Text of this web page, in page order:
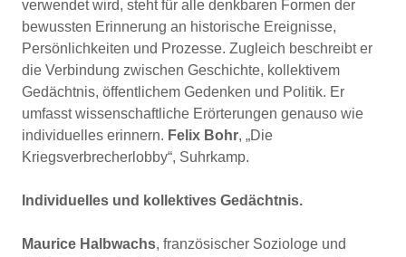
verwendet wird, steht für alle denkbaren Formen der
bewussten Erinnerung an historische Ereignisse,
Persönlichkeiten und Prozesse. Zugleich beschreibt er
die Verbindung zwischen Geschichte, kollektivem
Gedächtnis, öffentlichem Gedenken und Politik. Er
umfasst wissenschaftliche Erörterungen genauso wie
individuelles erinnern. Felix Bohr, „Die
Kriegsverbrecherlobby“, Suhrkamp.
Individuelles und kollektives Gedächtnis.
Maurice Halbwachs, französischer Soziologe und